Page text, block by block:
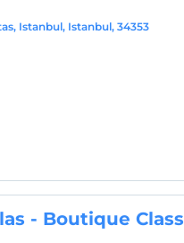
Istanbul, Istanbul, 34353
- Boutique Class